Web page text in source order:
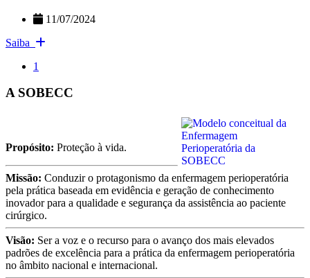
11/07/2024
Saiba
1
A SOBECC
Propósito: Proteção à vida.
Missão: Conduzir o protagonismo da enfermagem perioperatória
pela prática baseada em evidência e geração de conhecimento
inovador para a qualidade e segurança da assistência ao paciente
cirúrgico.
Visão: Ser a voz e o recurso para o avanço dos mais elevados
padrões de excelência para a prática da enfermagem perioperatória
no âmbito nacional e internacional.